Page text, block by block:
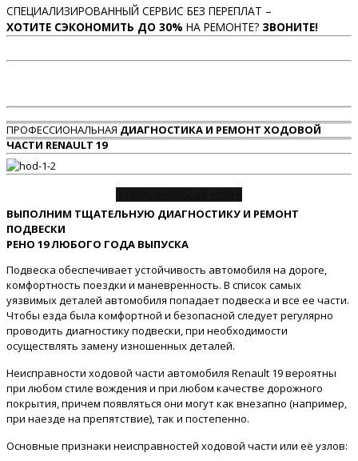
СПЕЦИАЛИЗИРОВАННЫЙ СЕРВИС БЕЗ ПЕРЕПЛАТ –
ХОТИТЕ СЭКОНОМИТЬ ДО 30% НА РЕМОНТЕ? ЗВОНИТЕ!
ПРОФЕССИОНАЛЬНАЯ ДИАГНОСТИКА И РЕМОНТ ХОДОВОЙ
ЧАСТИ RENAULT 19
ВЫПОЛНИМ ТЩАТЕЛЬНУЮ ДИАГНОСТИКУ И РЕМОНТ
ПОДВЕСКИ
РЕНО 19 ЛЮБОГО ГОДА ВЫПУСКА
Подвеска обеспечивает устойчивость автомобиля на дороге,
комфортность поездки и маневренность. В список самых
уязвимых деталей автомобиля попадает подвеска и все ее части.
Чтобы езда была комфортной и безопасной следует регулярно
проводить диагностику подвески, при необходимости
осуществлять замену изношенных деталей.
Неисправности ходовой части автомобиля Renault 19 вероятны
при любом стиле вождения и при любом качестве дорожного
покрытия, причем появляться они могут как внезапно (например,
при наезде на препятствие), так и постепенно.
Основные признаки неисправностей ходовой части или её узлов: